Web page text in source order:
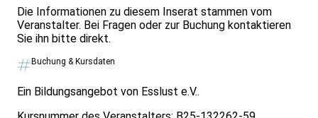
Die Informationen zu diesem Inserat stammen vom
Veranstalter. Bei Fragen oder zur Buchung kontaktieren
Sie ihn bitte direkt.
Buchung & Kursdaten
Ein Bildungsangebot von Esslust e.V..